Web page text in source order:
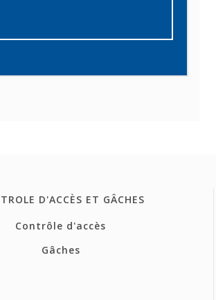
D'ACCÈS ET GÂCHES
Contrôle d'accès
Gâches